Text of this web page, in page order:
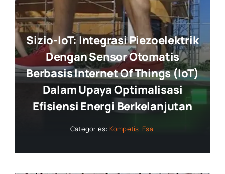
Sizio-IoT: Integrasi Piezoelektrik
Dengan Sensor Otomatis
Berbasis Internet Of Things (IoT)
Dalam Upaya Optimalisasi
Efisiensi Energi Berkelanjutan
Categories: Kompetisi Esai